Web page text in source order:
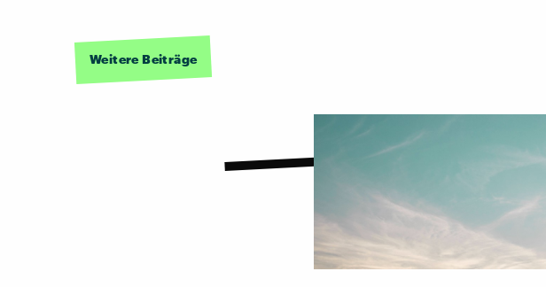
Weitere Beiträge